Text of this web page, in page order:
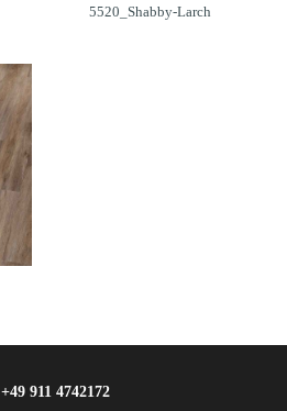
5520_Shabby-Larch
+49 911 4742172